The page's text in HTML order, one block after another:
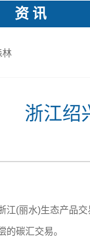
资 讯
林
浙江绍
丽水)生态产品交
碳汇交易。